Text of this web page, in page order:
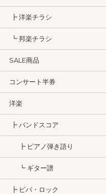
┣ 洋楽チラシ
┗ 邦楽チラシ
SALE商品
コンサート半券
洋楽
┣ バンドスコア
┣ ピアノ弾き語り
┗ ギター譜
┣ ビバ・ロック